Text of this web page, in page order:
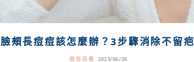
臉頰長痘痘該怎麼辦？3步驟消除不留疤
臉部保養 2023/06/26